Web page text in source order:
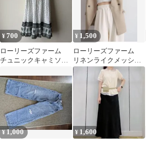
¥700
ローリーズファーム
チュニックキャミソー
¥ 1,500
ローリーズファーム
リネンライクメッシュ
ベスト ベージュ
¥1,000 ¥ 1,600